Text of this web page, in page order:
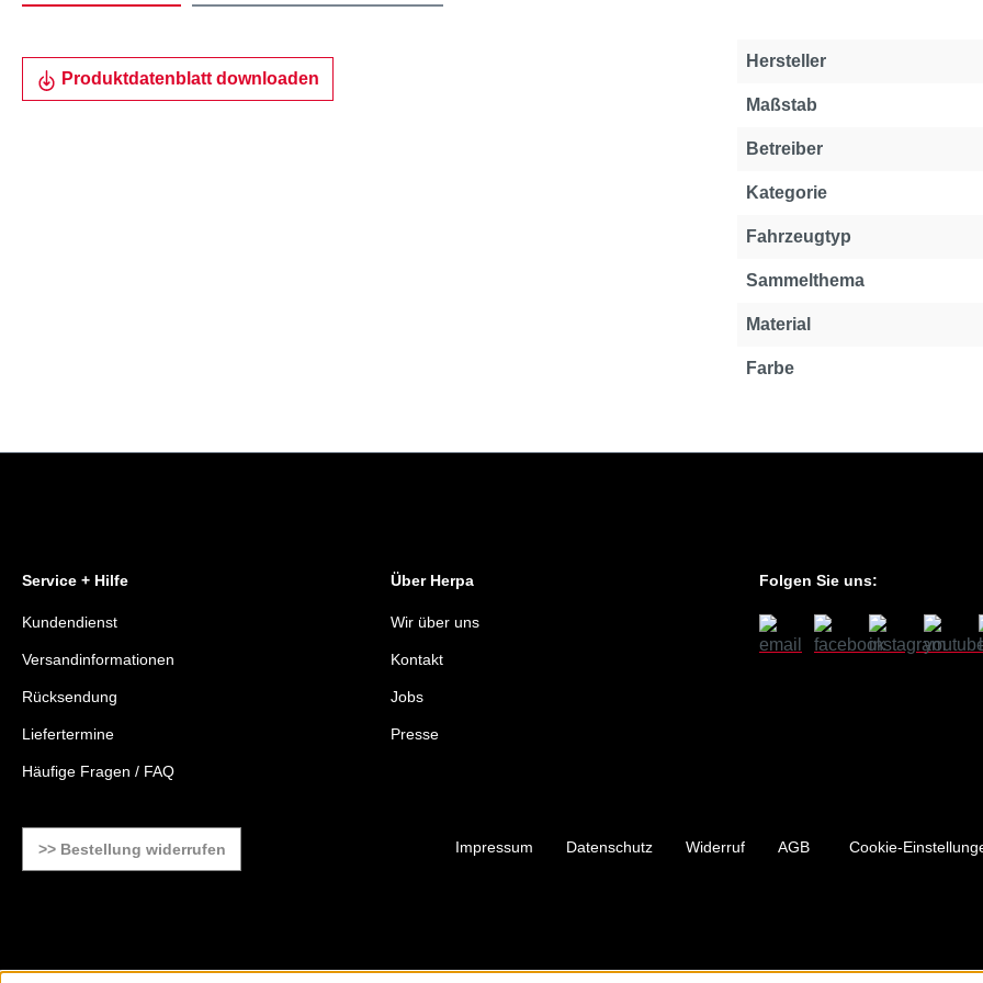
Produktdatenblatt downloaden
Hersteller
Maßstab
Betreiber
Kategorie
Fahrzeugtyp
Sammelthema
Material
Farbe
Service + Hilfe
Kundendienst
Versandinformationen
Rücksendung
Liefertermine
Häufige Fragen / FAQ
Über Herpa
Wir über uns
Kontakt
Jobs
Presse
Folgen Sie uns:
>> Bestellung widerrufen Impressum Datenschutz Widerruf AGB Cookie-